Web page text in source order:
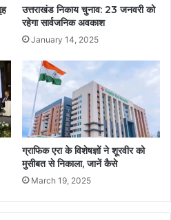
उत्तराखंड निकाय चुनाव: 23 जनवरी को
रहेगा सार्वजनिक अवकाश
January 14, 2025
ग्राफिक एरा के विशेषज्ञों ने शूरवीर को
मुसीबत से निकाला, जानें कैसे
March 19, 2025